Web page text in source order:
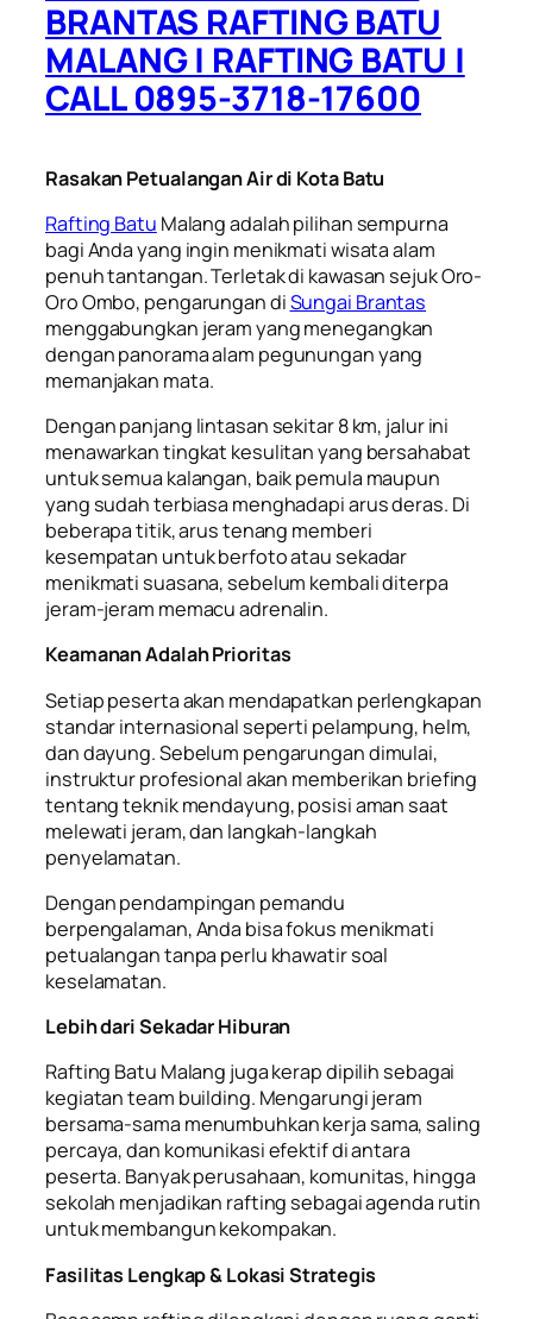
BRANTAS RAFTING BATU
MALANG | RAFTING BATU |
CALL 0895-3718-17600
Rasakan Petualangan Air di Kota Batu
Rafting Batu Malang adalah pilihan sempurna
bagi Anda yang ingin menikmati wisata alam
penuh tantangan. Terletak di kawasan sejuk Oro-
Oro Ombo, pengarungan diSungai Brantas
menggabungkan jeram yang menegangkan
dengan panorama alam pegunungan yang
memanjakan mata.
Dengan panjang lintasan sekitar 8 km, jalur ini
menawarkan tingkat kesulitan yang bersahabat
untuk semua kalangan, baik pemula maupun
yang sudah terbiasa menghadapi arus deras. Di
beberapa titik, arus tenang memberi
kesempatan untuk berfoto atau sekadar
menikmati suasana, sebelum kembali diterpa
jeram-jeram memacu adrenalin.
Keamanan Adalah Prioritas
Setiap peserta akan mendapatkan perlengkapan
standar internasional seperti pelampung, helm,
dan dayung. Sebelum pengarungan dimulai,
instruktur profesional akan memberikan briefing
tentang teknik mendayung, posisi aman saat
melewati jeram, dan langkah-langkah
penyelamatan.
Dengan pendampingan pemandu
berpengalaman, Anda bisa fokus menikmati
petualangan tanpa perlu khawatir soal
keselamatan.
Lebih dari Sekadar Hiburan
Rafting Batu Malang juga kerap dipilih sebagai
kegiatan team building. Mengarungi jeram
bersama-sama menumbuhkan kerja sama, saling
percaya, dan komunikasi efektif di antara
peserta. Banyak perusahaan, komunitas, hingga
sekolah menjadikan rafting sebagai agenda rutin
untuk membangun kekompakan.
Fasilitas Lengkap & Lokasi Strategis